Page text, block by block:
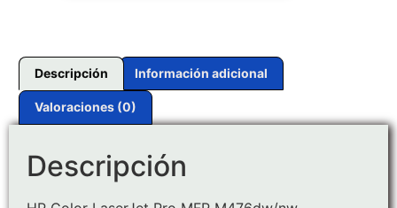
Descripción Información adicional
Valoraciones (0)
Descripción